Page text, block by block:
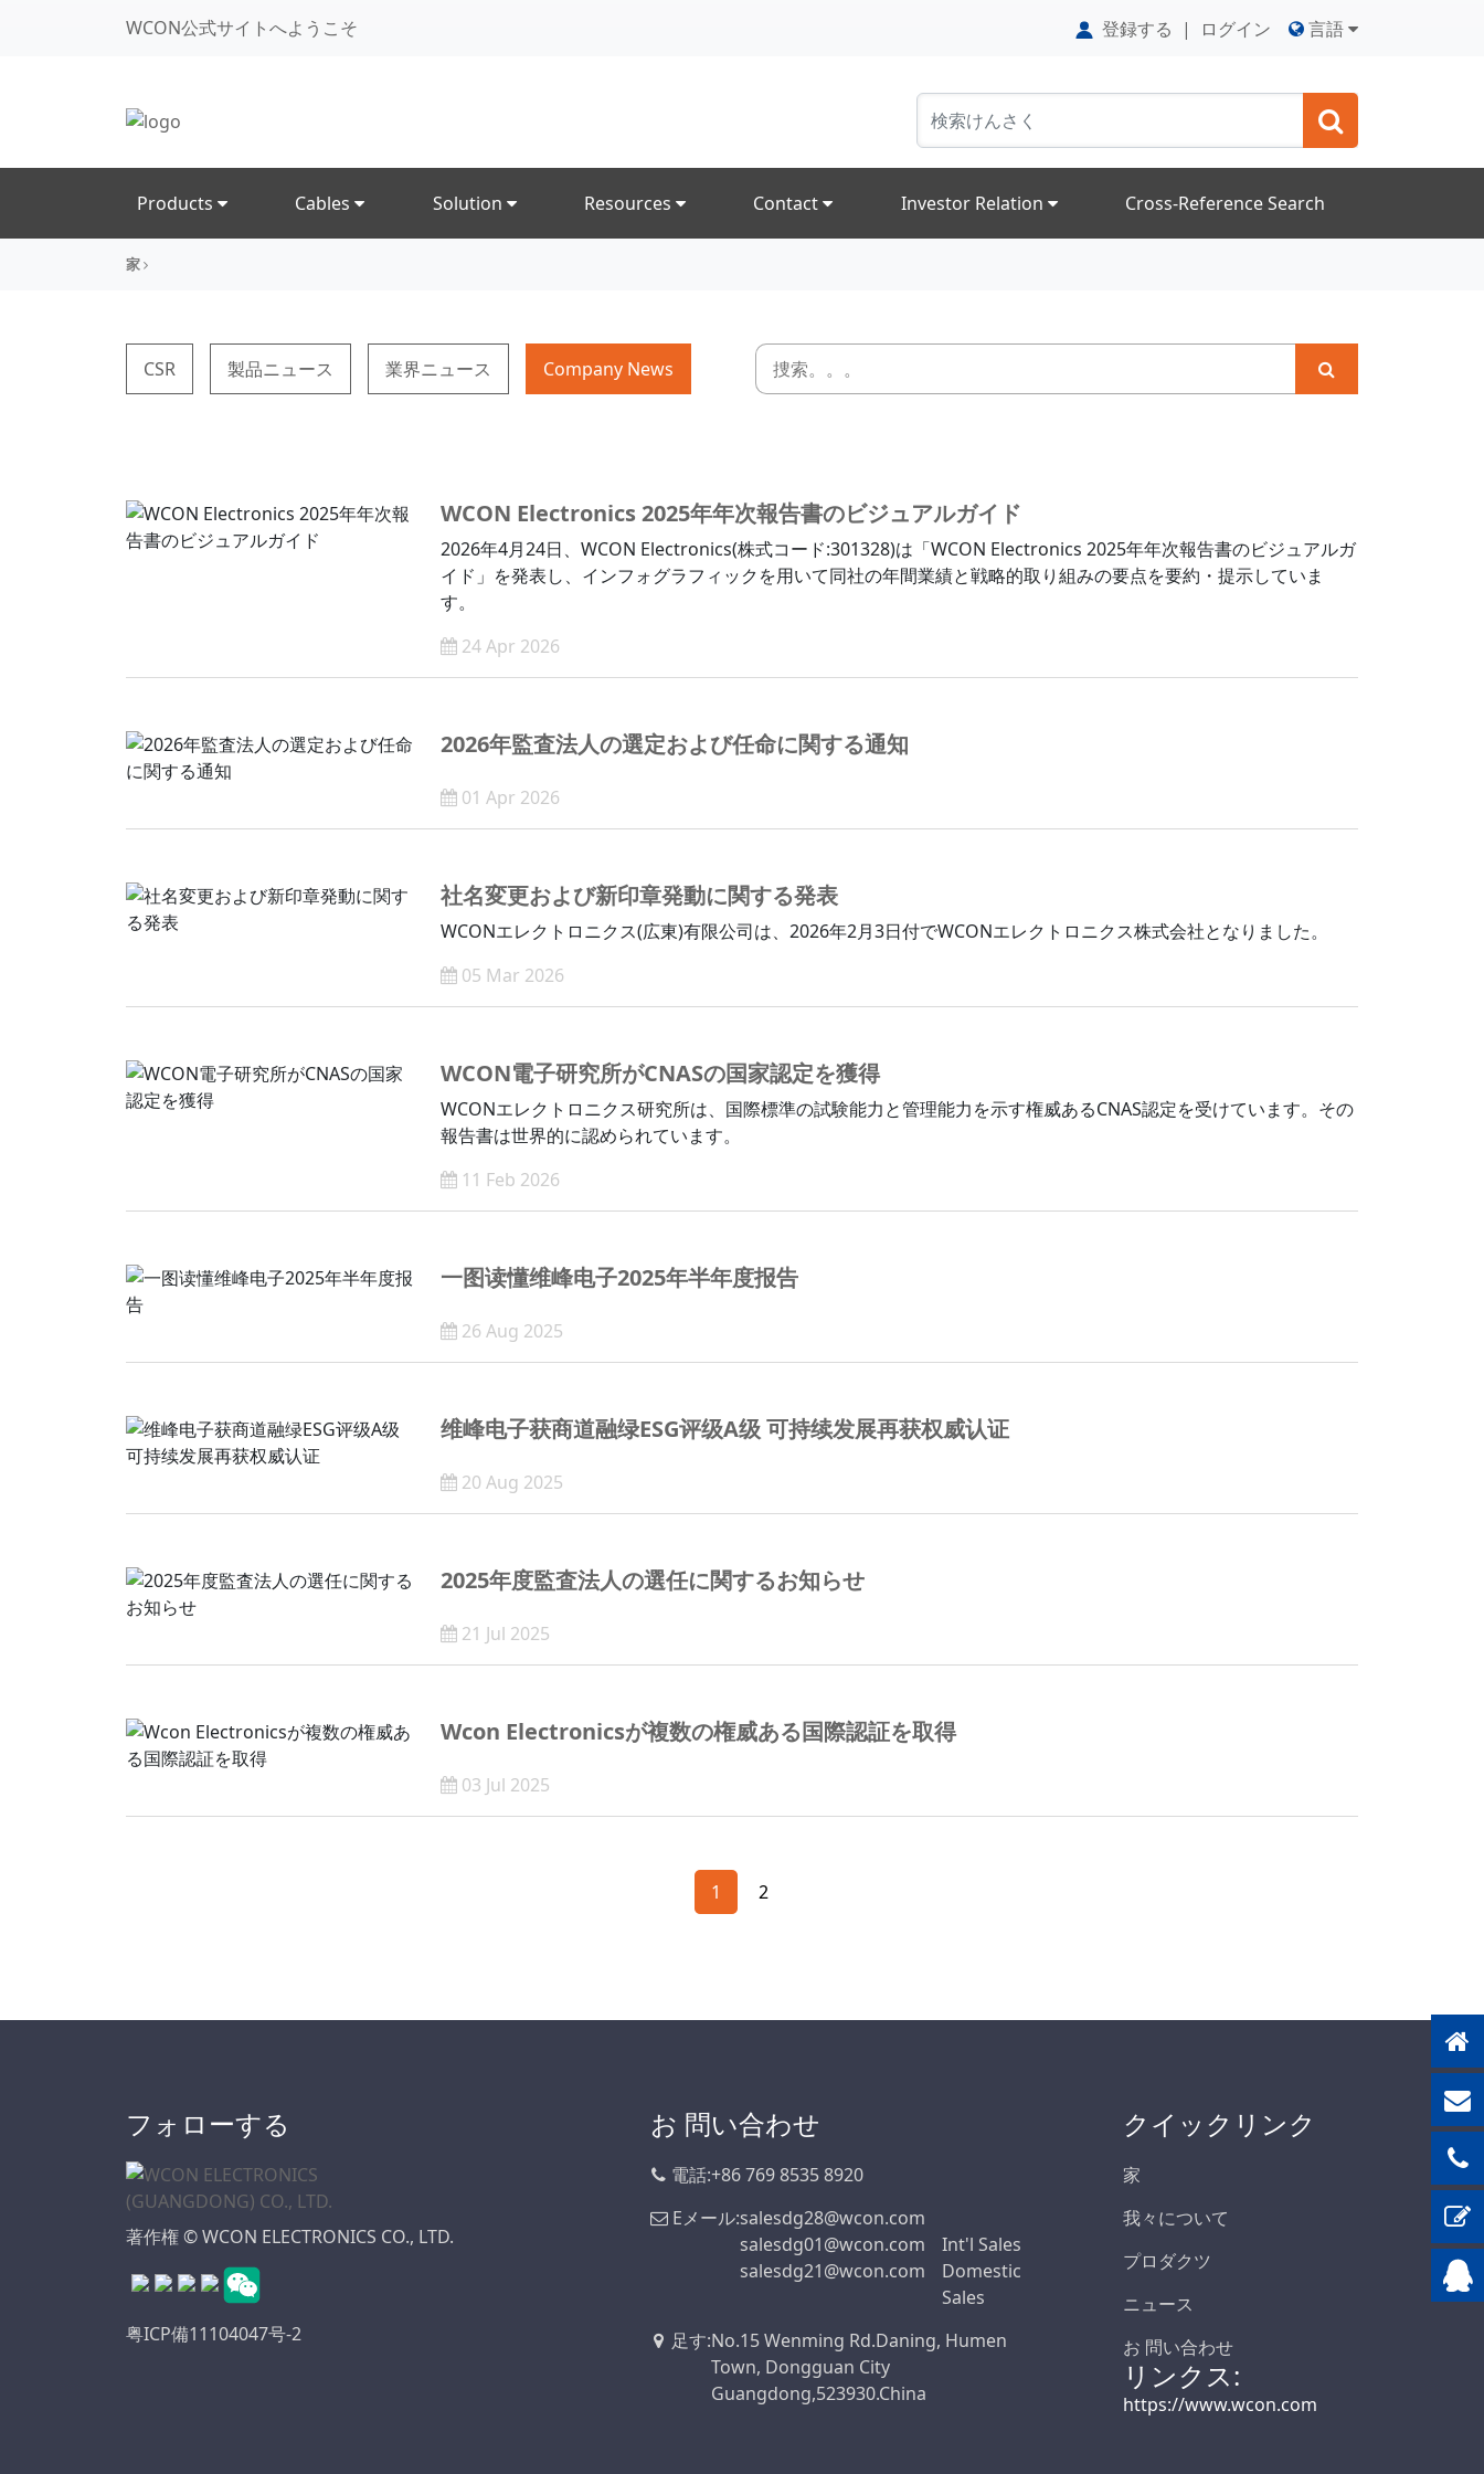
WCON公式サイトへようこそ 登録する | ログイン 言語
Products Cables Solution Resources Contact Investor Relation Cross-Reference Search
家
CSR 製品ニュース 業界ニュース Company News
WCON Electronics 2025年年次報告書のビジュアルガイド
2026年4月24日、WCON Electronics(株式コード:301328)は「WCON Electronics 2025年年次報告書のビジュアルガ
イド」を発表し、インフォグラフィックを用いて同社の年間業績と戦略的取り組みの要点を要約・提示していま
す。
24 Apr 2026
2026年監査法人の選定および任命に関する通知
01 Apr 2026
社名変更および新印章発動に関する発表
WCONエレクトロニクス(広東)有限公司は、2026年2月3日付でWCONエレクトロニクス株式会社となりました。
05 Mar 2026
WCON電子研究所がCNASの国家認定を獲得
WCONエレクトロニクス研究所は、国際標準の試験能力と管理能力を示す権威あるCNAS認定を受けています。その
報告書は世界的に認められています。
11 Feb 2026
一图读懂维峰电子2025年半年度报告
26 Aug 2025
维峰电子获商道融绿ESG评级A级 可持续发展再获权威认证
20 Aug 2025
2025年度監査法人の選任に関するお知らせ
21 Jul 2025
Wcon Electronicsが複数の権威ある国際認証を取得
03 Jul 2025
1 2
フォローする
著作権 © WCON ELECTRONICS CO., LTD.
粤ICP備11104047号-2
お 問い合わせ
電話:+86 769 8535 8920
Eメール:salesdg28@wcon.com
salesdg01@wcon.com
Int'l Sales
salesdg21@wcon.com
Domestic
Sales
足す:No.15 Wenming Rd.Daning, Humen
Town, Dongguan City
Guangdong,523930.China
クイックリンク
家
我々について
プロダクツ
ニュース
お 問い合わせ
リンクス:
https://www.wcon.com